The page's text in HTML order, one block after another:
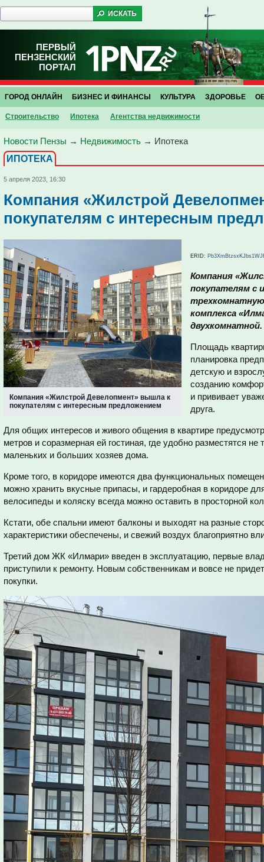
ПЕРВЫЙ
ПЕНЗЕНСКИЙ
ПОРТАЛ
ГОРОД ОНЛАЙН БИЗНЕС И ФИНАНСЫ КУЛЬТУРА ЗДОРОВЬЕ
Строительство Ипотека Агентства недвижимости
Новости Пензы → Недвижимость → Ипотека
ИПОТЕКА
5 апреля 2023, 16:30
Компания «Жилстрой
покупателям с интересным
Компания «Жилстрой Девелопмент» вышла к
покупателям с интересным предложением
ERID:
Компания
покупателям с
комплекса
двухкомнатной.
Площадь
планировка
детскую и
созданию
и прививает
друга.
Для общих интересов и живого общения в квартире
метров и соразмерная ей гостиная, где удобно разместятся
маленьких и больших хозяев дома.
Кроме того, в коридоре имеются два функциональных
можно хранить вкусные припасы, и гардеробная в коридоре
велосипеды и коляску всегда можно оставить в просторной
Кстати, обе спальни имеют балконы и выходят на разные
характеристики обеспечены, и свежий воздух благоприятно
Третий дом ЖК «Илмари» введен в эксплуатацию, первые
приступили к ремонту. Новым собственникам и вовсе не
покупки.